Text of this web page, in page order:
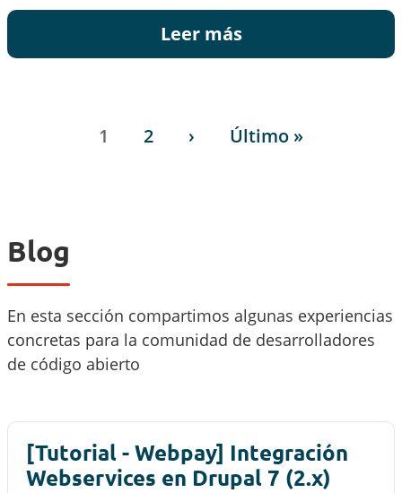
Leer más
Página
1 Página
2 Siguiente página
› Última página
Último »
Blog
En esta sección compartimos algunas experiencias
concretas para la comunidad de desarrolladores
de código abierto
[Tutorial - Webpay] Integración
Webservices en Drupal 7 (2.x)